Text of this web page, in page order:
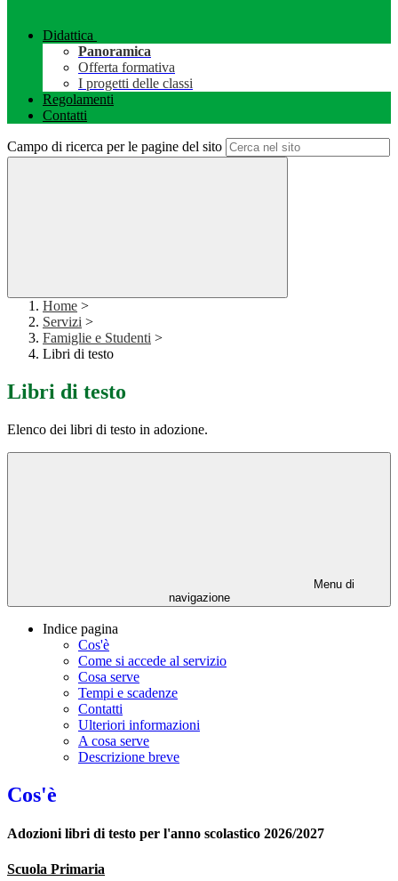
Didattica
Panoramica
Offerta formativa
I progetti delle classi
Regolamenti
Contatti
Campo di ricerca per le pagine del sito
Home >
Servizi >
Famiglie e Studenti >
Libri di testo
Libri di testo
Elenco dei libri di testo in adozione.
Menu di
navigazione
Indice pagina
Cos'è
Come si accede al servizio
Cosa serve
Tempi e scadenze
Contatti
Ulteriori informazioni
A cosa serve
Descrizione breve
Cos'è
Adozioni libri di testo per l'anno scolastico 2026/2027
Scuola Primaria